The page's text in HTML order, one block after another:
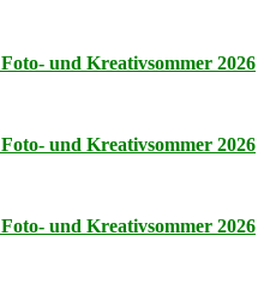
Foto- und Kreativsommer 2026
Foto- und Kreativsommer 2026
Foto- und Kreativsommer 2026